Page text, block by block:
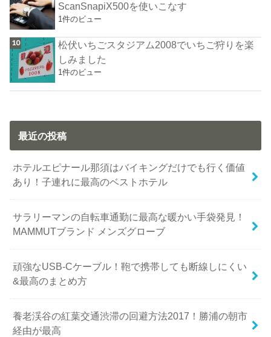
ScanSnapiX500を使いこなす
1件のビュー
松伏いちごスタジアム2008でいちご狩りを楽
しみました
1件のビュー
最近の投稿
ホテルエピナール那須はバイキングだけでも行く価値
あり！子連れに最高のベストホテル
サラリーマンの自転車通勤に最高な暖かい手袋発見！
MAMMUTブランド メンズグローブ
頑強なUSB-Cケーブル！鞄で携帯しても断線しにくい
&最高のまとめ方
養老渓谷の紅葉交通渋滞の回避方法2017！勝浦の朝市
経由が最高